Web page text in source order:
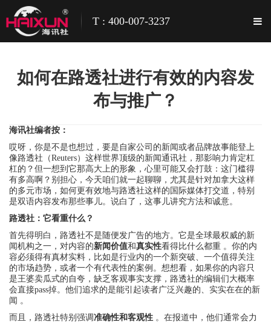
T : 400-007-3237
如何在路透社进行有效的内容发
布与推广？
海讯社编者按：
哎呀，你是不是也想过，要是自家公司的新闻或者品牌故事能登上
像路透社（Reuters）这样世界顶级的新闻通讯社，那影响力肯定杠
杠的？但一想到它那高大上的形象，心里可能又会打鼓：这门槛得
有多高啊？别担心，今天咱们就一起聊聊，尤其是针对加拿大这样
的多元市场，如何更有效地与路透社这样的国际媒体打交道，特别
是双语内容发布那些事儿。说白了，这事儿讲究方法和诚意。
路透社：它看重什么？
首先得明白，路透社不是随便发广告的地方。它是全球最权威的新
闻机构之一，对内容的新闻价值和真实性看得比什么都重 。你的内
容必须得有真材实料，比如是行业内的一个新突破、一个值得关注
的市场趋势，或者一个有代表性的案例。想想看，如果你的内容只
是王婆卖瓜式的自夸，缺乏客观事实支撑，路透社的编辑们大概率
会直接pass掉。他们追求的是能引起读者广泛兴趣的、实实在在的新
闻 。
而且，路透社特别强调准确性和客观性 。在报道中，他们通常会力